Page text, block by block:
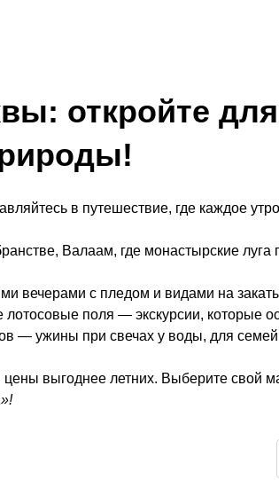
откройте
в путешествие, где каждое
Валаам, где монастырские
вечерами с пледом и видами на
лотосовые поля — экскурсии, которые
— ужины при свечах у воды, для
выгоднее летних. Выберите свой